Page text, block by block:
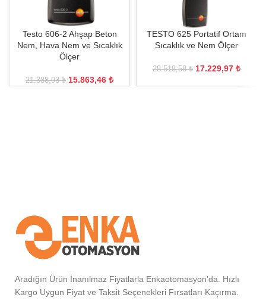
Testo 606-2 Ahşap Beton
Nem, Hava Nem ve Sıcaklık
Ölçer
21.388,93₺ 15.863,46 ₺
TESTO 625 Portatif Ortam
Sıcaklık ve Nem Ölçer
28.518,58₺ 17.229,97 ₺
Aradığın Ürün İnanılmaz Fiyatlarla Enkaotomasyon'da. Hızlı
Kargo Uygun Fiyat ve Taksit Seçenekleri Fırsatları Kaçırma.